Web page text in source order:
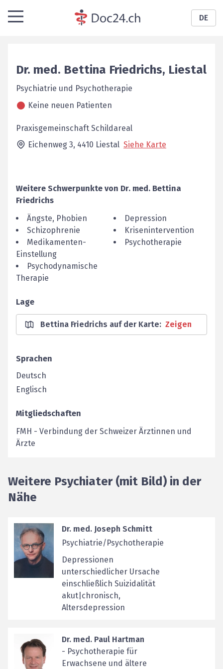
DE
Dr. med. Bettina Friedrichs, Liestal
Psychiatrie und Psychotherapie
Keine neuen Patienten
Praxisgemeinschaft Schildareal
Eichenweg 3, 4410 Liestal Siehe Karte
Weitere Schwerpunkte von Dr. med. Bettina
Friedrichs
Ängste, Phobien
Depression
Schizophrenie
Krisenintervention
Medikamenten-
Einstellung
Psychotherapie
Psychodynamische
Therapie
Lage
Bettina Friedrichs auf der Karte: Zeigen
Sprachen
Deutsch
Englisch
Mitgliedschaften
FMH - Verbindung der Schweizer Ärztinnen und
Ärzte
Weitere Psychiater (mit Bild) in der
Nähe
Dr. med. Joseph Schmitt
Psychiatrie/Psychotherapie
Depressionen
unterschiedlicher Ursache
einschließlich Suizidalität
akut|chronisch,
Altersdepression
Dr. med. Paul Hartman
- Psychotherapie für
Erwachsene und ältere